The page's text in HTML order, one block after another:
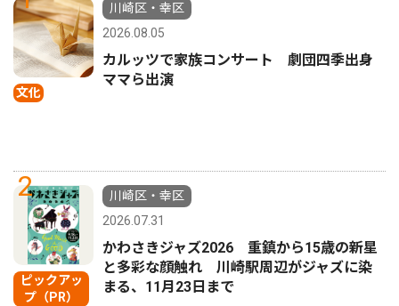
文化
川崎区・幸区
2026.08.05
カルッツで家族コンサート 劇団四季出身
ママら出演
2
ピックアッ
プ（PR）
川崎区・幸区
2026.07.31
かわさきジャズ2026 重鎮から15歳の新星
と多彩な顔触れ 川崎駅周辺がジャズに染
まる、11月23日まで